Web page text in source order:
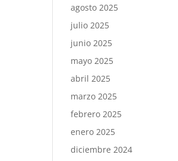
agosto 2025
julio 2025
junio 2025
mayo 2025
abril 2025
marzo 2025
febrero 2025
enero 2025
diciembre 2024